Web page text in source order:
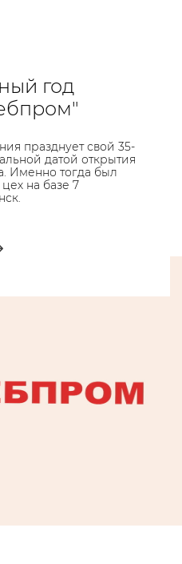
год
празднует свой 35-
датой открытия
Именно тогда был
на базе 7